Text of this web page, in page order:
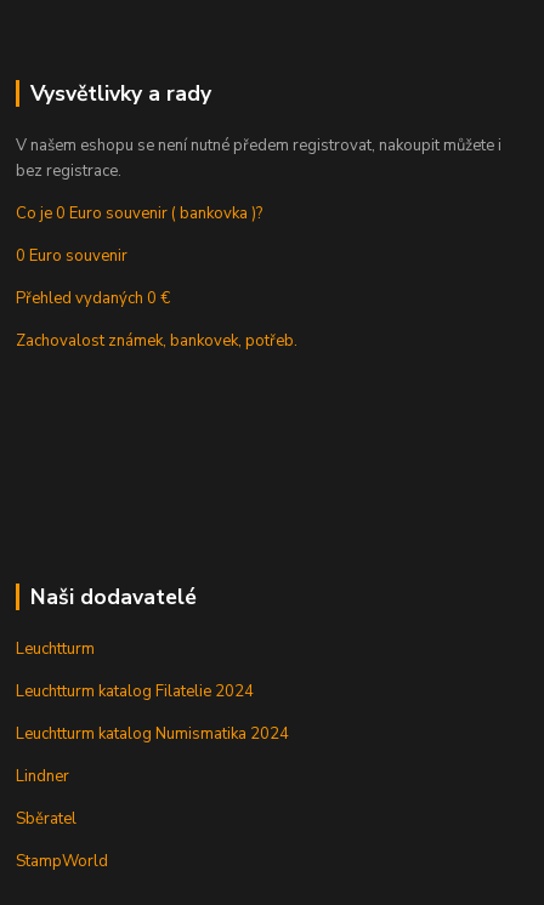
Vysvětlivky a rady
V našem eshopu se není nutné předem registrovat, nakoupit můžete i
bez registrace.
Co je 0 Euro souvenir ( bankovka )?
0 Euro souvenir
Přehled vydaných 0 €
Zachovalost známek, bankovek, potřeb.
Naši dodavatelé
Leuchtturm
Leuchtturm katalog Filatelie 2024
Leuchtturm katalog Numismatika 2024
Lindner
Sběratel
StampWorld